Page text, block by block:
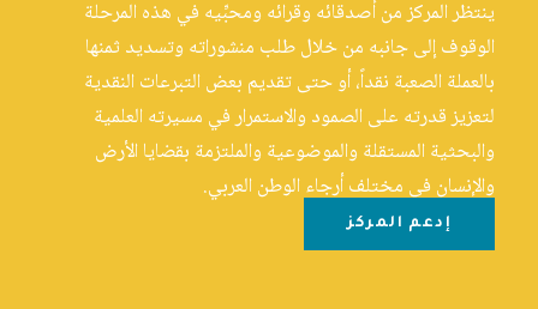
ينتظر المركز من أصدقائه وقرائه ومحبِّيه في هذه المرحلة
الوقوف إلى جانبه من خلال طلب منشوراته وتسديد ثمنها
بالعملة الصعبة نقداً، أو حتى تقديم بعض التبرعات النقدية
لتعزيز قدرته على الصمود والاستمرار في مسيرته العلمية
والبحثية المستقلة والموضوعية والملتزمة بقضايا الأرض
والإنسان في مختلف أرجاء الوطن العربي.
إدعم المركز